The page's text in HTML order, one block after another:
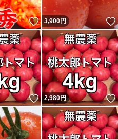
いいね！
3,900円
いいね！
2,980円